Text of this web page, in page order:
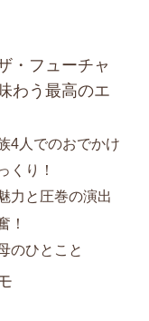
・フューチャ
わう最高のエ
4人でのおでかけ
くり！
力と圧巻の演出
！
のひとこと